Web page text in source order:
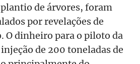
de árvores, foram
por revelações de
O dinheiro para o piloto da
de 200 toneladas de